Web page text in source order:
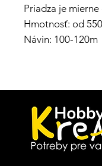
Priadza je mierne
Hmotnosť: od
Návin: 100-120m